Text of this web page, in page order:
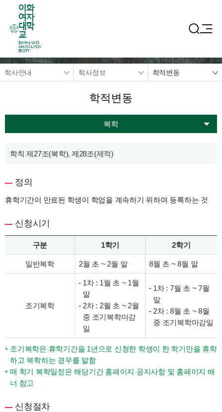
이화
여자
대학
교
EWHA WO
MANS UNIV
ERSITY
학사안내 학사정보 학적변동
학적변동
복학
학칙 제27조(복학), 제28조(제적)
정의
휴학기간이 만료된 학생이 학업을 계속하기 위하여 등록하는 것
신청시기
구분 1학기 2학기
일반복학 2월 초 ~ 2월 말 8월 초 ~ 8월 말
조기복학
1차 : 1월 초 ~ 1월
말
2차 : 2월 초 ~ 2월
중 조기복학마감
일
1차 : 7월 초 ~ 7월
말
2차 : 8월 초 ~ 8월
중 조기복학마감일
조기복학은 휴학기간을 1년으로 신청한 학생이 한 학기만을 휴학
하고 복학하는 경우를 말함
매 학기 복학일정은 해당기간 홈페이지 공지사항 및 홈페이지 배
너 참고
신청절차